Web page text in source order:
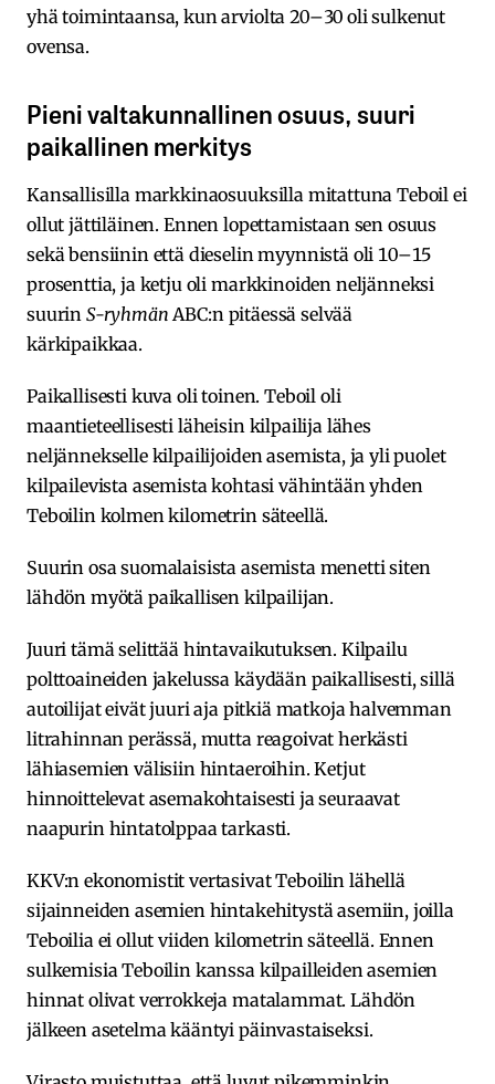
yhä toimintaansa, kun arviolta 20–30 oli sulkenut
ovensa.
Pieni valtakunnallinen osuus, suuri
paikallinen merkitys
Kansallisilla markkinaosuuksilla mitattuna Teboil ei
ollut jättiläinen. Ennen lopettamistaan sen osuus
sekä bensiinin että dieselin myynnistä oli 10–15
prosenttia, ja ketju oli markkinoiden neljänneksi
suurin S-ryhmän ABC:n pitäessä selvää
kärkipaikkaa.
Paikallisesti kuva oli toinen. Teboil oli
maantieteellisesti läheisin kilpailija lähes
neljännekselle kilpailijoiden asemista, ja yli puolet
kilpailevista asemista kohtasi vähintään yhden
Teboilin kolmen kilometrin säteellä.
Suurin osa suomalaisista asemista menetti siten
lähdön myötä paikallisen kilpailijan.
Juuri tämä selittää hintavaikutuksen. Kilpailu
polttoaineiden jakelussa käydään paikallisesti, sillä
autoilijat eivät juuri aja pitkiä matkoja halvemman
litrahinnan perässä, mutta reagoivat herkästi
lähiasemien välisiin hintaeroihin. Ketjut
hinnoittelevat asemakohtaisesti ja seuraavat
naapurin hintatolppaa tarkasti.
KKV:n ekonomistit vertasivat Teboilin lähellä
sijainneiden asemien hintakehitystä asemiin, joilla
Teboilia ei ollut viiden kilometrin säteellä. Ennen
sulkemisia Teboilin kanssa kilpailleiden asemien
hinnat olivat verrokkeja matalammat. Lähdön
jälkeen asetelma kääntyi päinvastaiseksi.